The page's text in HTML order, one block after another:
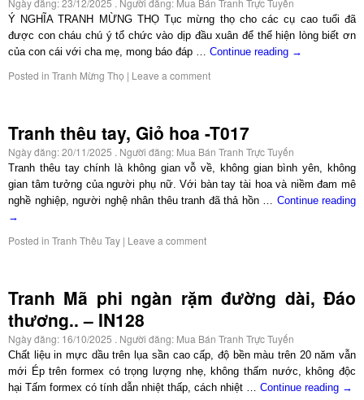
Ý NGHĨA TRANH MỪNG THỌ Tục mừng thọ cho các cụ cao tuổi đã
được con cháu chú ý tổ chức vào dịp đầu xuân để thể hiện lòng biết ơn
của con cái với cha mẹ, mong báo đáp … Continue reading →
Posted in Tranh Mừng Thọ | Leave a comment
Tranh thêu tay, Giỏ hoa -T017
Ngày đăng:20/11/2025 . Người đăng: Mua Bán Tranh Trực Tuyến
Tranh thêu tay chính là không gian vỗ về, không gian bình yên, không
gian tâm tưởng của người phụ nữ. Với bàn tay tài hoa và niềm đam mê
nghề nghiệp, người nghệ nhân thêu tranh đã thả hồn … Continue reading
→
Posted in Tranh Thêu Tay | Leave a comment
Tranh Mã phi ngàn rặm đường dài, Đáo
thương.. – IN128
Ngày đăng: 16/10/2025 . Người đăng: Mua Bán Tranh Trực Tuyến
Chất liệu in mực dầu trên lụa sần cao cấp, độ bền màu trên 20 năm vẫn
mới Ép trên formex có trọng lượng nhẹ, không thấm nước, không độc
hại Tấm formex có tính dẫn nhiệt thấp, cách nhiệt … Continue reading →